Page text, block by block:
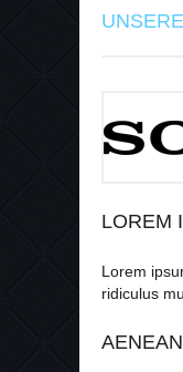
LOREM
Lorem
ridiculus